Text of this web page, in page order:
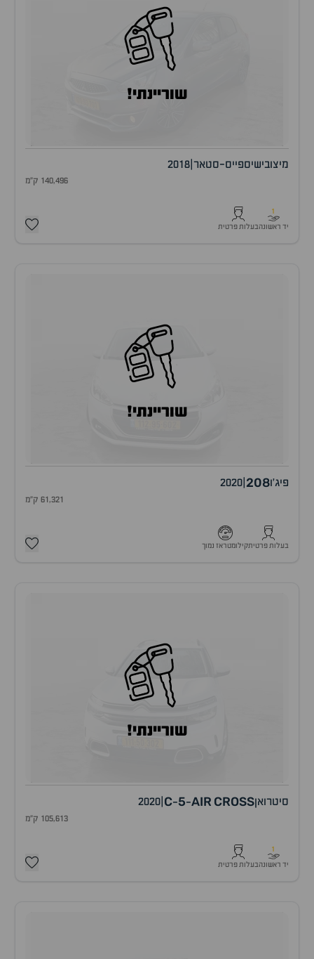
שוריינתי!
מיצובישיספייס-סטאר 2018
140,496 ק"מ
1
יד ראשונהבעלות פרטית
שוריינתי!
פיג'ו208
2020
61,321 ק"מ
בעלות פרטיתקילומטראז נמוך
שוריינתי!
סיטרואן C-5-AIR CROSS
2020
105,613 ק"מ
1
יד ראשונהבעלות פרטית